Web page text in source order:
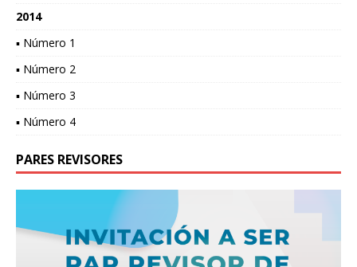
2014
▪ Número 1
▪ Número 2
▪ Número 3
▪ Número 4
PARES REVISORES